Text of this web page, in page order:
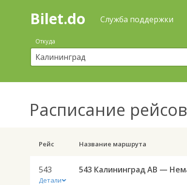
Поиск
покупка
билетов
автобус
онлайн
Bilet.do Служба поддержки
Откуда
Расписание рейсов
Рейс Название маршрута
543
Детали